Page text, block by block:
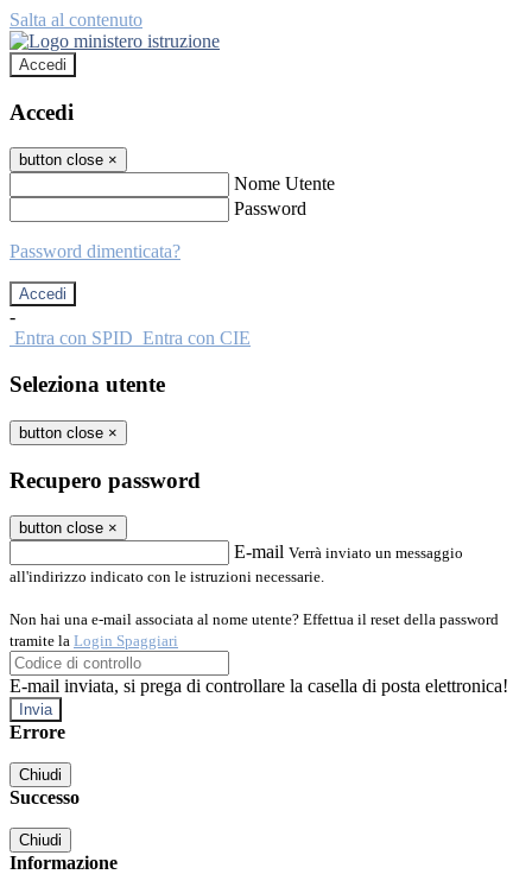
Salta al contenuto
Accedi
Accedi
button close ×
Nome Utente
Password
Password dimenticata?
-
Entra con SPID Entra con CIE
Seleziona utente
button close ×
Recupero password
button close ×
E-mail Verrà inviato un messaggio
all'indirizzo indicato con le istruzioni necessarie.
Non hai una e-mail associata al nome utente? Effettua il reset della password
tramite la Login Spaggiari
E-mail inviata, si prega di controllare la casella di posta elettronica!
Errore
Chiudi
Successo
Chiudi
Informazione